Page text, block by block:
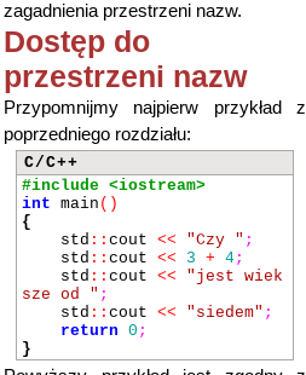
zagadnienia przestrzeni nazw.
Dostęp do
przestrzeni nazw
Przypomnijmy najpierw przykład z
poprzedniego rozdziału:
C/C++
#include <iostream>
int main ()
{
std :: cout << "Czy " ;
std :: cout << 3 + 4;
std :: cout <<
"jest wiek
sze od " ;
std :: cout << "siedem" ;
return 0 ;
}